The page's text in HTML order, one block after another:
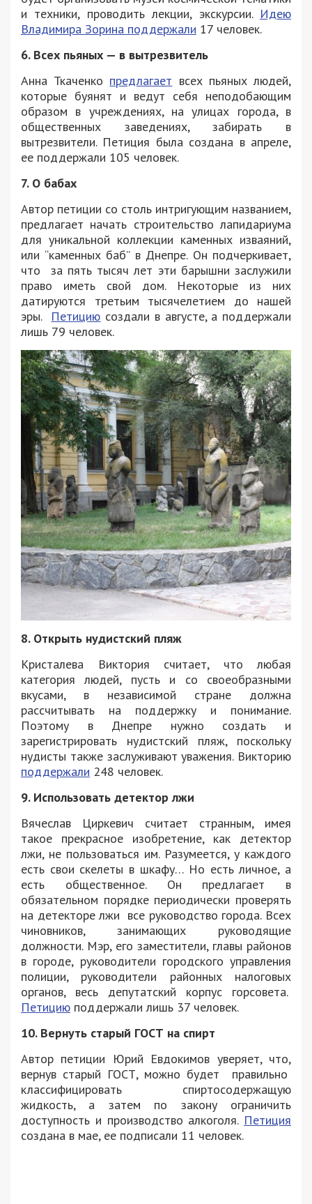
и техники, проводить лекции, экскурсии. Идею
Владимира Зорина поддержали 17 человек.
6. Всех пьяных — в вытрезвитель
Анна Ткаченко предлагает всех пьяных людей,
которые буянят и ведут себя неподобающим
образом в учреждениях, на улицах города, в
общественных заведениях, забирать в
вытрезвители. Петиция была создана в апреле,
ее поддержали 105 человек.
7. О бабах
Автор петиции со столь интригующим названием,
предлагает начать строительство лапидариума
для уникальной коллекции каменных изваяний,
или “каменных баб” в Днепре. Он подчеркивает,
что за пять тысяч лет эти барышни заслужили
право иметь свой дом. Некоторые из них
датируются третьим тысячелетием до нашей
эры. Петицию создали в августе, а поддержали
лишь 79 человек.
8. Открыть нудистский пляж
Кристалева Виктория считает, что любая
категория людей, пусть и со своеобразными
вкусами, в независимой стране должна
рассчитывать на поддержку и понимание.
Поэтому в Днепре нужно создать и
зарегистрировать нудистский пляж, поскольку
нудисты также заслуживают уважения. Викторию
поддержали 248 человек.
9. Использовать детектор лжи
Вячеслав Циркевич считает странным, имея
такое прекрасное изобретение, как детектор
лжи, не пользоваться им. Разумеется, у каждого
есть свои скелеты в шкафу… Но есть личное, а
есть общественное. Он предлагает в
обязательном порядке периодически проверять
на детекторе лжи все руководство города. Всех
чиновников, занимающих руководящие
должности. Мэр, его заместители, главы районов
в городе, руководители городского управления
полиции, руководители районных налоговых
органов, весь депутатский корпус горсовета.
Петицию поддержали лишь 37 человек.
10. Вернуть старый ГОСТ на спирт
Автор петиции Юрий Евдокимов уверяет, что,
вернув старый ГОСТ, можно будет правильно
классифицировать спиртосодержащую
жидкость, а затем по закону ограничить
доступность и производство алкоголя. Петиция
создана в мае, ее подписали 11 человек.